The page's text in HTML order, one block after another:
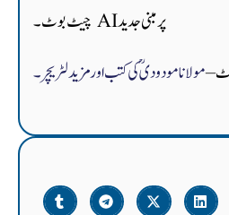
پر مبنی جدید AI چیٹ بوٹ۔
–مولانا مودودیؒ کی کتب اور مزید لٹریچر۔